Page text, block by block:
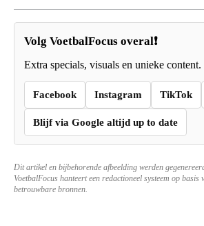
Volg VoetbalFocus overal❗
Extra specials, visuals en unieke content.
Facebook Instagram TikTok
Blijf via Google altijd up to date
Dit artikel en bijbehorende afbeelding werden
VoetbalFocus hanteert een redactioneel systeem op
betrouwbare bronnen.